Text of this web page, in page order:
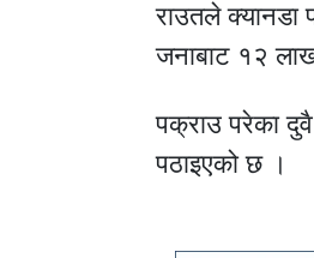
राउतले क्यानडा
जनाबाट १२
पक्राउ परेका दुवै
पठाइएको छ ।